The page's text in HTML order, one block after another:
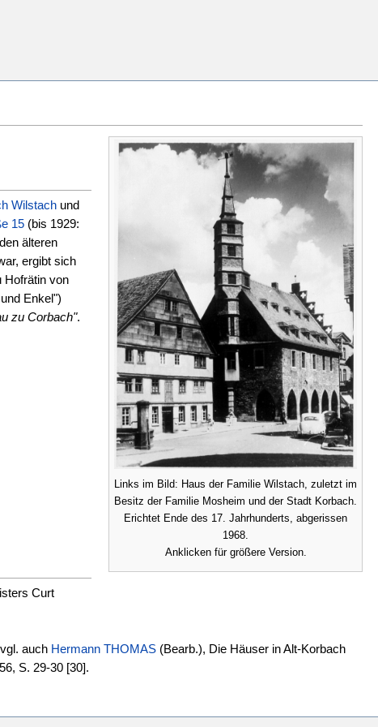
Links im Bild: Haus der Familie Wilstach, zuletzt im
Besitz der Familie Mosheim und der Stadt Korbach.
Erichtet Ende des 17. Jahrhunderts, abgerissen
1968.
Anklicken für größere Version.
Wilstach und
15 (bis 1929:
älteren
ergibt sich
Hofrätin von
Enkel")
zu Corbach".
Curt
auch Hermann THOMAS (Bearb.), Die Häuser in Alt-Korbach
S. 29-30 [30].